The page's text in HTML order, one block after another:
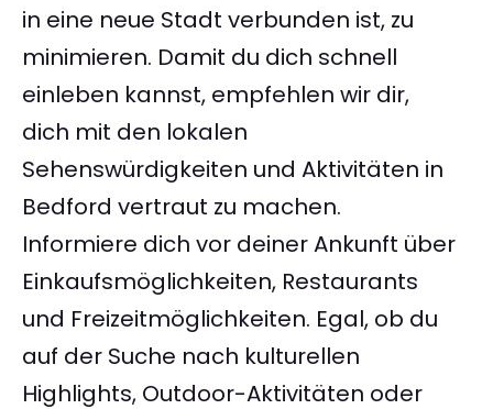
in eine neue Stadt verbunden ist, zu
minimieren. Damit du dich schnell
einleben kannst, empfehlen wir dir,
dich mit den lokalen
Sehenswürdigkeiten und Aktivitäten in
Bedford vertraut zu machen.
Informiere dich vor deiner Ankunft über
Einkaufsmöglichkeiten, Restaurants
und Freizeitmöglichkeiten. Egal, ob du
auf der Suche nach kulturellen
Highlights, Outdoor-Aktivitäten oder